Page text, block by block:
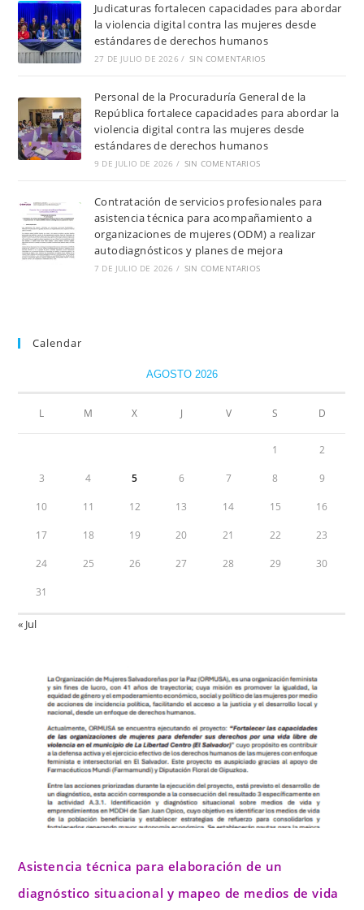
Judicaturas fortalecen capacidades para abordar
la violencia digital contra las mujeres desde
estándares de derechos humanos
27 DE JULIO DE 2026 / SIN COMENTARIOS
Personal de la Procuraduría General de la
República fortalece capacidades para abordar la
violencia digital contra las mujeres desde
estándares de derechos humanos
9 DE JULIO DE 2026 / SIN COMENTARIOS
Contratación de servicios profesionales para
asistencia técnica para acompañamiento a
organizaciones de mujeres (ODM) a realizar
autodiagnósticos y planes de mejora
7 DE JULIO DE 2026 / SIN COMENTARIOS
Calendar
AGOSTO 2026
L M X J V S D
1 2
3 4 5 6 7 8 9
10 11 12 13 14 15 16
17 18 19 20 21 22 23
24 25 26 27 28 29 30
31
« Jul
Asistencia técnica para elaboración de un
diagnóstico situacional y mapeo de medios de vida